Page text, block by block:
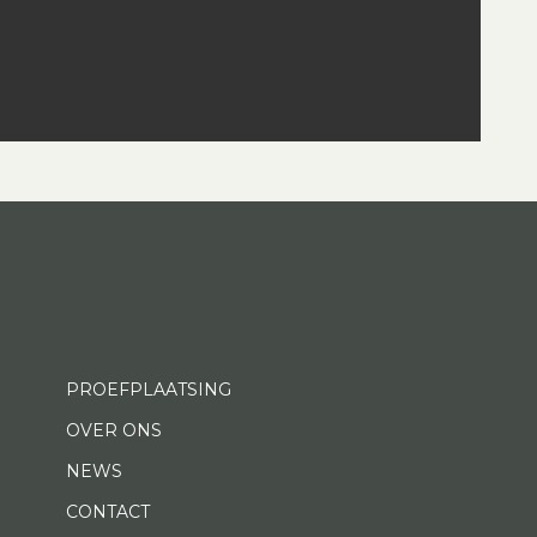
PROEFPLAATSING
OVER ONS
NEWS
CONTACT